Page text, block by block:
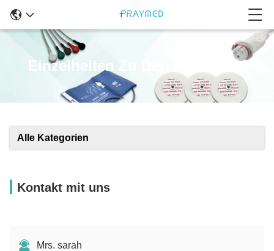
Einzelheiten Zu Den Produkten
Alle Kategorien
Kontakt mit uns
Mrs. sarah